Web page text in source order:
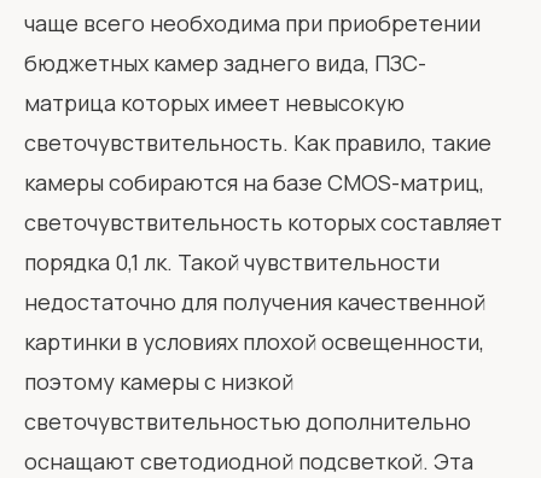
чаще всего необходима при приобретении
бюджетных камер заднего вида, ПЗС-
матрица которых имеет невысокую
светочувствительность. Как правило, такие
камеры собираются на базе CMOS-матриц,
светочувствительность которых составляет
порядка 0,1 лк. Такой чувствительности
недостаточно для получения качественной
картинки в условиях плохой освещенности,
поэтому камеры с низкой
светочувствительностью дополнительно
оснащают светодиодной подсветкой. Эта